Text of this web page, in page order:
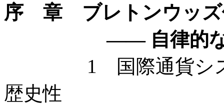
序 章 ブレトンウッズ
—— 自律的な政
1 国際通貨システ
歴史性